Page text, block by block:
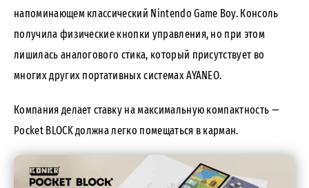
напоминающем классический Nintendo Game Boy. Консоль
получила физические кнопки управления, но при этом
лишилась аналогового стика, который присутствует во
многих других портативных системах AYANEO.
Компания делает ставку на максимальную компактность —
Pocket BLOCK должна легко помещаться в карман.